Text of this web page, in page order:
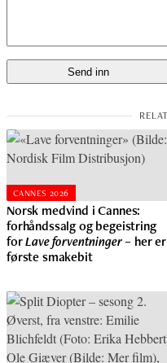
CANNES 2026
Norsk medvind i Cannes:
forhåndssalg og begeistring
forLave forventninger– her er
første smakebit